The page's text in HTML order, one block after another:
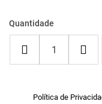
Quantidade
Política de